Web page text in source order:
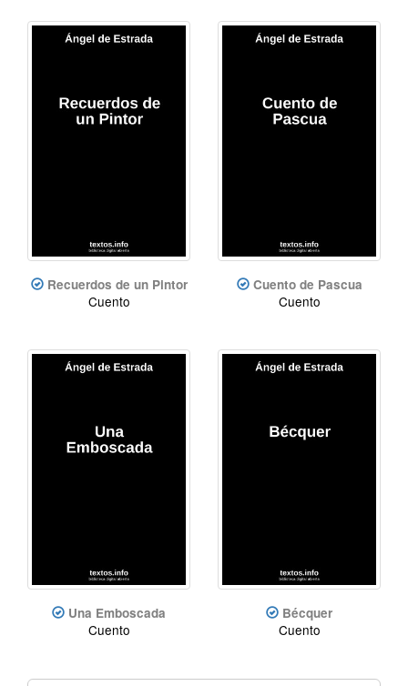
Recuerdos de un Pintor
Cuento
Cuento de Pascua
Cuento
Una Emboscada
Cuento
Bécquer
Cuento